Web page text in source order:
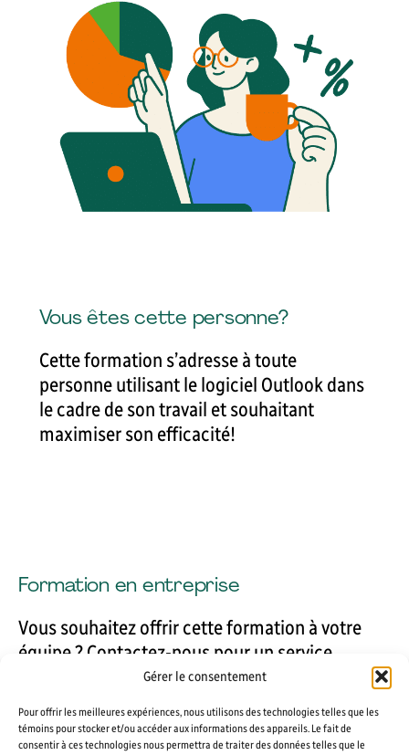
Gérer le consentement
Pour offrir les meilleures expériences, nous utilisons des technologies telles que les
témoins pour stocker et/ou accéder aux informations des appareils. Le fait de
consentir à ces technologies nous permettra de traiter des données telles que le
Vous êtes cette personne?
Cette formation s’adresse à toute
personne utilisant le logiciel Outlook dans
le cadre de son travail et souhaitant
maximiser son efficacité!
Formation en entreprise
Vous souhaitez offrir cette formation à votre
équipe ? Contactez-nous pour un service
personnalisé et notre équipe vous
accompagnera dans la planification de votre
programme de formation complet et pratique,